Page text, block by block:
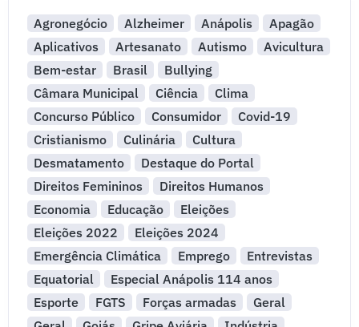
Agronegócio Alzheimer Anápolis
Apagão
Aplicativos
Artesanato Autismo
Avicultura
Bem-estar
Brasil
Bullying
Câmara Municipal
Ciência
Clima
Concurso Público
Consumidor
Covid-19
Cristianismo
Culinária
Cultura
Desmatamento
Destaque do Portal
Direitos Femininos
Direitos Humanos
Economia
Educação
Eleições
Eleições 2022
Eleições 2024
Emergência Climática
Emprego
Entrevistas
Equatorial
Especial Anápolis 114 anos
Esporte
FGTS Forças armadas
Geral